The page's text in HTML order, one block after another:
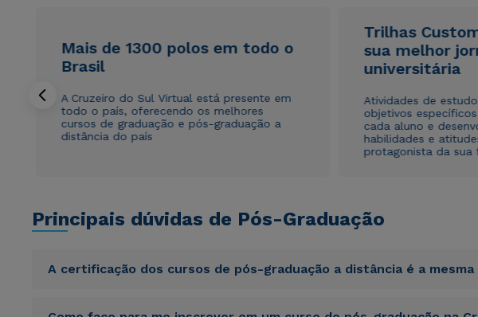
Mais de 1300 polos em todo o
Brasil
A Cruzeiro do Sul Virtual está presente em
todo o país, oferecendo os melhores
cursos de graduação e pós-graduação a
distância do país
Trilhas
sua melhor
universitária
Atividades de
objetivos
cada aluno e
habilidades e
protagonista da sua
Principais dúvidas de Pós-Graduação
A certificação dos cursos de pós-graduação a distância é a mesma
envio de
envio de